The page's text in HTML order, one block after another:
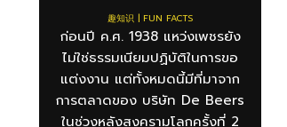
趣知识 | FUN FACTS
ก่อนปี ค.ศ. 1938 แหว่งเพชรยัง
ไม่ใช่ธรรมเนียมปฏิบัติในการขอ
แต่งงาน แต่ทั้งหมดนี้มีที่มาจาก
การตลาดของ บริษัท De Beers
ในช่วงหลังสงครามโลกครั้งที่ 2